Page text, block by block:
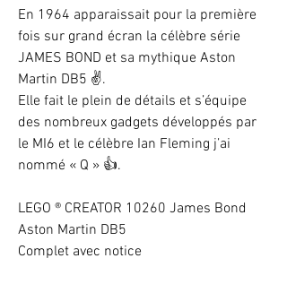
En 1964 apparaissait pour la première
fois sur grand écran la célèbre série
JAMES BOND et sa mythique Aston
Martin DB5 ✌️.
Elle fait le plein de détails et s’équipe
des nombreux gadgets développés par
le MI6 et le célèbre Ian Fleming j’ai
nommé « Q » 👍.
LEGO ® CREATOR 10260 James Bond
Aston Martin DB5
Complet avec notice